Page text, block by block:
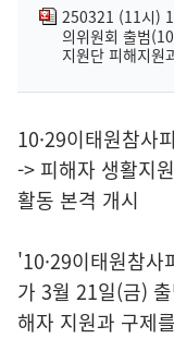
250321 (11시)
의위원회 출범
지원단 피해지
10·29이태원참사
-> 피해자 생활지
활동 본격 개시
'10·29이태원참
가 3월 21일(금)
해자 지원과 구제